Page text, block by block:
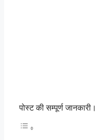
पोस्ट की सम्पूर्ण जानकारी।